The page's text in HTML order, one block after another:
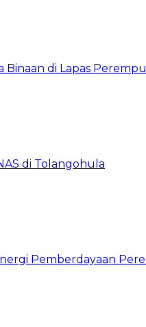
Binaan di Lapas
di Tolangohula
Pemberdayaan